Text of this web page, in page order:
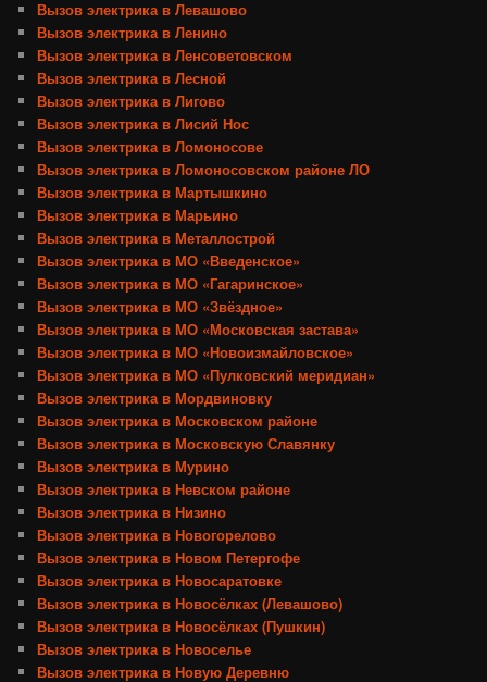
Вызов электрика в Левашово
Вызов электрика в Ленино
Вызов электрика в Ленсоветовском
Вызов электрика в Лесной
Вызов электрика в Лигово
Вызов электрика в Лисий Нос
Вызов электрика в Ломоносове
Вызов электрика в Ломоносовском районе ЛО
Вызов электрика в Мартышкино
Вызов электрика в Марьино
Вызов электрика в Металлострой
Вызов электрика в МО «Введенское»
Вызов электрика в МО «Гагаринское»
Вызов электрика в МО «Звёздное»
Вызов электрика в МО «Московская застава»
Вызов электрика в МО «Новоизмайловское»
Вызов электрика в МО «Пулковский меридиан»
Вызов электрика в Мордвиновку
Вызов электрика в Московском районе
Вызов электрика в Московскую Славянку
Вызов электрика в Мурино
Вызов электрика в Невском районе
Вызов электрика в Низино
Вызов электрика в Новогорелово
Вызов электрика в Новом Петергофе
Вызов электрика в Новосаратовке
Вызов электрика в Новосёлках (Левашово)
Вызов электрика в Новосёлках (Пушкин)
Вызов электрика в Новоселье
Вызов электрика в Новую Деревню